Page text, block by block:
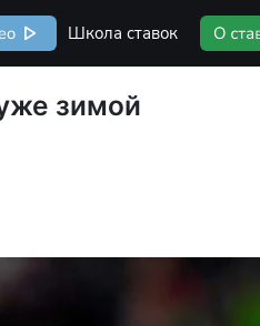
Школа ставок
зимой